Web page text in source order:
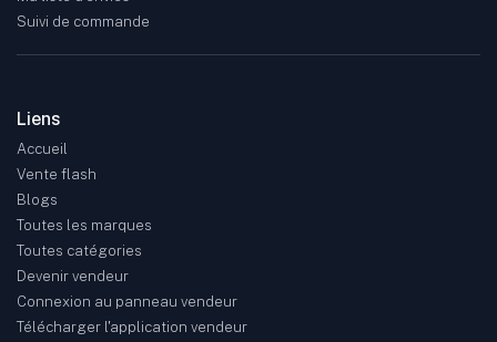
Suivi de commande
Liens
Accueil
Vente flash
Blogs
Toutes les marques
Toutes catégories
Devenir vendeur
Connexion au panneau vendeur
Télécharger l'application vendeur